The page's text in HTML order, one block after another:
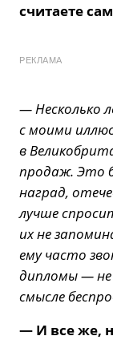
считаете
РЕКЛАМА
— Несколько
с моими
в
продаж. Это
наград,
лучше
их не
ему часто
дипломы —
смысле
— И все же,